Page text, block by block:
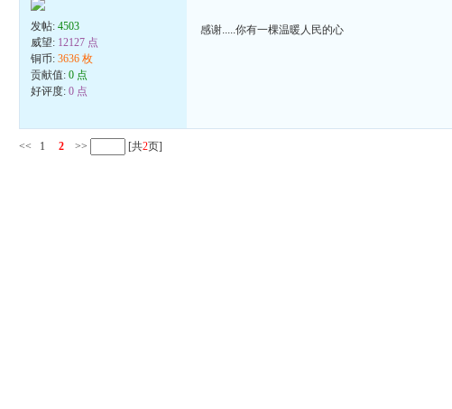
发帖:4503
威望: 12127 点
铜币:3636 枚
贡献值:0 点
好评度:0 点
感谢.....你有一棵温暖人民的心
<< 1 2 >> [共2页]